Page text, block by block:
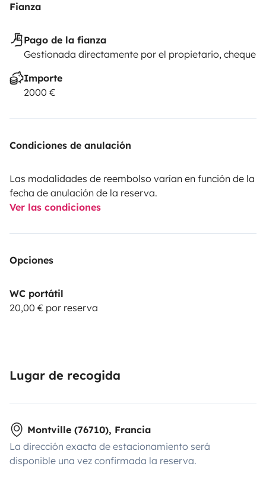
Fianza
Pago de la fianza
Gestionada directamente por el propietario, cheque
Importe
2000 €
Condiciones de anulación
Las modalidades de reembolso varían en función de la
fecha de anulación de la reserva.
Ver las condiciones
Opciones
WC portátil
20,00 € por reserva
Lugar de recogida
Montville (76710), Francia
La dirección exacta de estacionamiento será
disponible una vez confirmada la reserva.